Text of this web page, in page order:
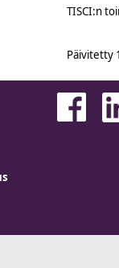
TISCI:n
Päivitetty